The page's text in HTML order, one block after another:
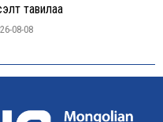
тавилаа
08-08